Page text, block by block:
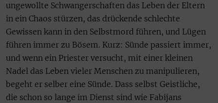
ungewollte Schwangerschaften das Leben der Eltern
in ein Chaos stürzen, das drückende schlechte
Gewissen kann in den Selbstmord führen, und Lügen
führen immer zu Bösem. Kurz: Sünde passiert immer,
und wenn ein Priester versucht, mit einer kleinen
Nadel das Leben vieler Menschen zu manipulieren,
begeht er selber eine Sünde. Dass selbst Geistliche,
die schon so lange im Dienst sind wie Fabijans